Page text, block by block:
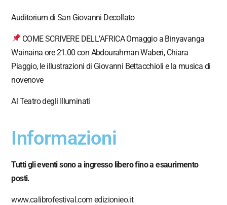
Auditorium di San Giovanni Decollato
COME SCRIVERE DELL’AFRICA Omaggio a Binyavanga
Wainaina ore 21.00 con Abdourahman Waberi, Chiara
Piaggio, le illustrazioni di Giovanni Bettacchioli e la musica di
novenove
Al Teatro degli Illuminati
Informazioni
Tutti gli eventi sono a ingresso libero fino a esaurimento
posti.
www.calibrofestival.com edizionieo.it